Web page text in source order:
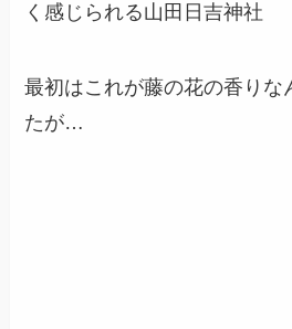
く感じられる山田日吉神社
最初はこれが藤の花の香りな
たが…